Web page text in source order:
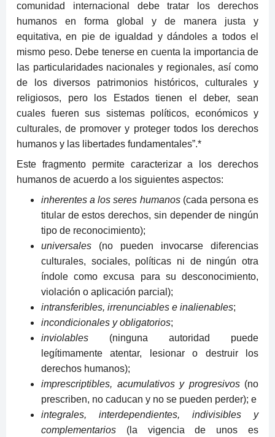
comunidad internacional debe tratar los derechos
humanos en forma global y de manera justa y
equitativa, en pie de igualdad y dándoles a todos el
mismo peso. Debe tenerse en cuenta la importancia de
las particularidades nacionales y regionales, así como
de los diversos patrimonios históricos, culturales y
religiosos, pero los Estados tienen el deber, sean
cuales fueren sus sistemas políticos, económicos y
culturales, de promover y proteger todos los derechos
humanos y las libertades fundamentales”.*
Este fragmento permite caracterizar a los derechos
humanos de acuerdo a los siguientes aspectos:
inherentes a los seres humanos(cada persona es
titular de estos derechos, sin depender de ningún
tipo de reconocimiento);
universales (no pueden invocarse diferencias
culturales, sociales, políticas ni de ningún otra
índole como excusa para su desconocimiento,
violación o aplicación parcial);
intransferibles, irrenunciables e inalienables;
incondicionales y obligatorios;
inviolables (ninguna autoridad puede
legítimamente atentar, lesionar o destruir los
derechos humanos);
imprescriptibles, acumulativos y progresivos(no
prescriben, no caducan y no se pueden perder); e
integrales, interdependientes, indivisibles y
complementarios (la vigencia de unos es